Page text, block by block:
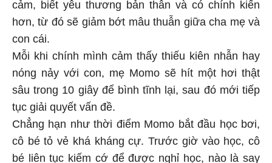
cảm, biết yêu thương bản thân và có chính kiến
hơn, từ đó sẽ giảm bớt mâu thuẫn giữa cha mẹ và
con cái.
Mỗi khi chính mình cảm thấy thiếu kiên nhẫn hay
nóng nảy với con, mẹ Momo sẽ hít một hơi thật
sâu trong 10 giây để bình tĩnh lại, sau đó mới tiếp
tục giải quyết vấn đề.
Chẳng hạn như thời điểm Momo bắt đầu học bơi,
cô bé tỏ vẻ khá kháng cự. Trước giờ vào học, cô
bé liên tục kiếm cớ để được nghỉ học, nào là say